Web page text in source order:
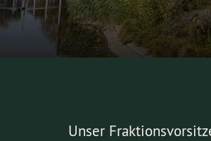
Unser